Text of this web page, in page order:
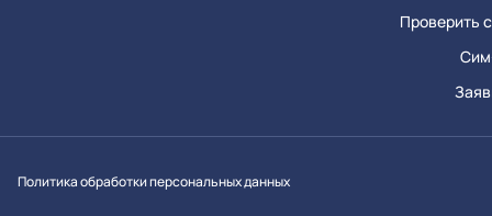
Проверить
Политика обработки персональных данных